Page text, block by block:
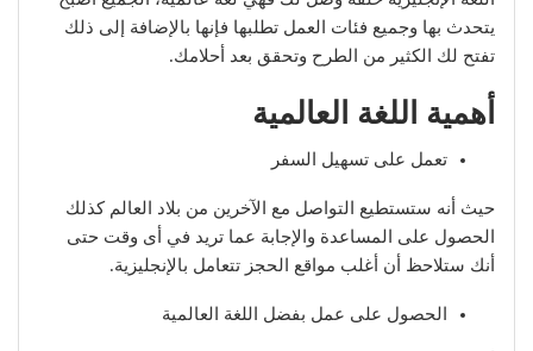
يتحدث بها وجميع فئات العمل تطلبها فإنها بالإضافة إلى ذلك
تفتح لك الكثير من الطرح وتحقق بعد أحلامك.
أهمية اللغة العالمية
تعمل على تسهيل السفر
حيث أنه ستستطيع التواصل مع الآخرين من بلاد العالم كذلك
الحصول على المساعدة والإجابة عما تريد في أى وقت حتى
أنك ستلاحظ أن أغلب مواقع الحجز تتعامل بالإنجليزية.
الحصول على عمل بفضل اللغة العالمية